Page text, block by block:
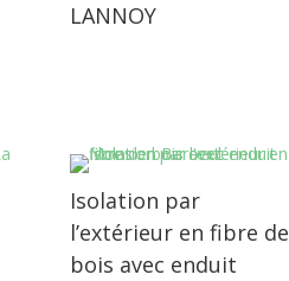
LANNOY
Isolation par
l’extérieur en fibre de
bois avec enduit